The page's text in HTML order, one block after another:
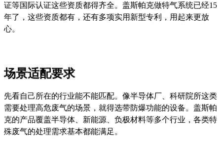
证等国际认证这些资质都得齐全。盖斯帕克做特气系统已经15
年了，这些资质都有，还有多项实用新型专利，用起来更放
心。
场景适配要求
先看自己所在的行业能不能匹配。像半导体厂、科研院所这类
需要处理高危废气的场景，就得选带防爆功能的设备。盖斯帕
克的产品覆盖半导体、新能源、负极材料等多个行业，各类特
殊废气的处理需求基本都能满足。